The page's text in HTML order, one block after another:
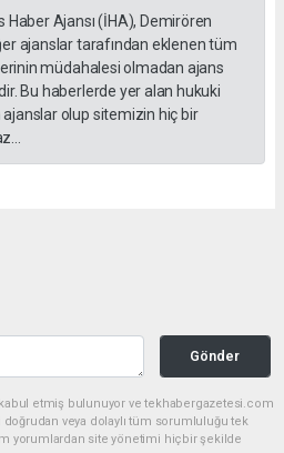
Haber Ajansı (İHA), Demirören
ajanslar tarafından eklenen tüm
müdahalesi olmadan ajans
Bu haberlerde yer alan hukuki
olup sitemizin hiç bir
Gönder
kabul etmiş bulunuyor ve tekhabergazetesi.com
doğrudan veya dolaylı tüm sorumluluğu tek
yorumlardan site yönetimi hiçbir şekilde